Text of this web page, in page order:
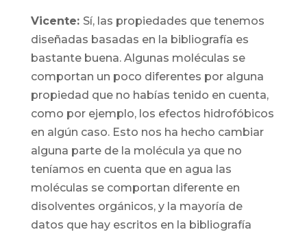
Vicente: Sí, las propiedades que tenemos
diseñadas basadas en la bibliografía es
bastante buena. Algunas moléculas se
comportan un poco diferentes por alguna
propiedad que no habías tenido en cuenta,
como por ejemplo, los efectos hidrofóbicos
en algún caso. Esto nos ha hecho cambiar
alguna parte de la molécula ya que no
teníamos en cuenta que en agua las
moléculas se comportan diferente en
disolventes orgánicos, y la mayoría de
datos que hay escritos en la bibliografía